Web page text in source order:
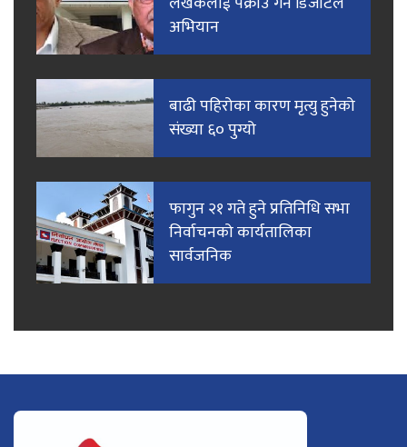
अभियान
बाढी पहिरोका कारण मृत्यु हुनेको
संख्या ६० पुग्यो
फागुन २१ गते हुने प्रतिनिधि सभा
निर्वाचनको कार्यतालिका
सार्वजनिक